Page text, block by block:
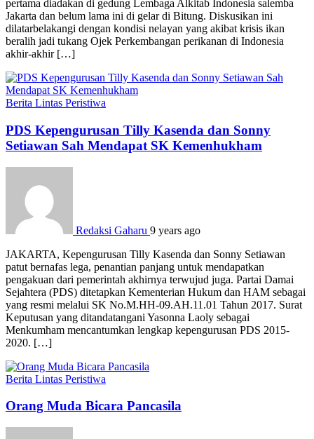
pertama diadakan di gedung Lembaga Alkitab Indonesia salemba
Jakarta dan belum lama ini di gelar di Bitung. Diskusikan ini
dilatarbelakangi dengan kondisi nelayan yang akibat krisis ikan
beralih jadi tukang Ojek Perkembangan perikanan di Indonesia
akhir-akhir […]
Berita Lintas Peristiwa
PDS Kepengurusan Tilly Kasenda dan Sonny
Setiawan Sah Mendapat SK Kemenhukham
Redaksi Gaharu 9 years ago
JAKARTA, Kepengurusan Tilly Kasenda dan Sonny Setiawan
patut bernafas lega, penantian panjang untuk mendapatkan
pengakuan dari pemerintah akhirnya terwujud juga. Partai Damai
Sejahtera (PDS) ditetapkan Kementerian Hukum dan HAM sebagai
yang resmi melalui SK No.M.HH-09.AH.11.01 Tahun 2017. Surat
Keputusan yang ditandatangani Yasonna Laoly sebagai
Menkumham mencantumkan lengkap kepengurusan PDS 2015-
2020. […]
Berita Lintas Peristiwa
Orang Muda Bicara Pancasila